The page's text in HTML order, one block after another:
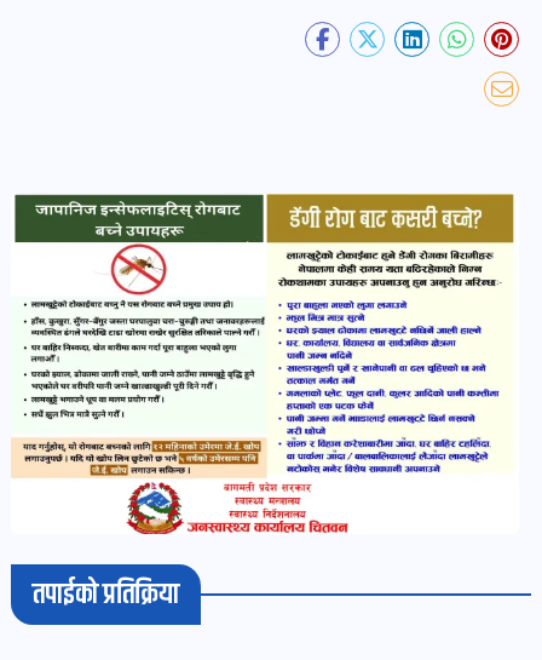
पडकास्ट
पोष्ट
व्यक्ति-
व्यक्तित्व
पोष्ट
पोष्ट
तपाईको प्रतिक्रिया